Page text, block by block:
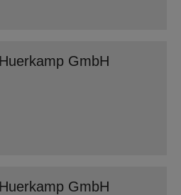
GmbH
GmbH